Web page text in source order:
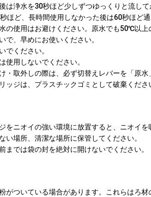
は浄水を30秒ほど少しずつゆっくりと流して
ほど、長時間使用しなかった後は60秒ほど通
の使用はお避けください。原水でも50℃以上
で、早めにお使いください。
でください。
使用しないでください。
・取外しの際は、必ず切替えレバーを「原水
ッジは、プラスチックゴミとして破棄くださ
をニオイの強い環境に放置すると、ニオイ
い場所、清潔な場所に保管してください。
までは袋の封を絶対に開けないでください。
がついている場合があります。これらはろ